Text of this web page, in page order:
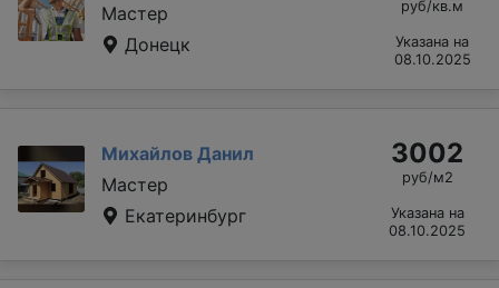
Мастер
Донецк
руб/кв.м
Указана на
08.10.2025
Михайлов Данил
Мастер
Екатеринбург
3002
руб/м2
Указана на
08.10.2025